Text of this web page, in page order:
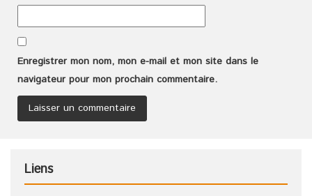
Enregistrer mon nom, mon e-mail et mon site dans le
navigateur pour mon prochain commentaire.
Liens